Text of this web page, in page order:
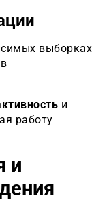
выборках
и
работу
и